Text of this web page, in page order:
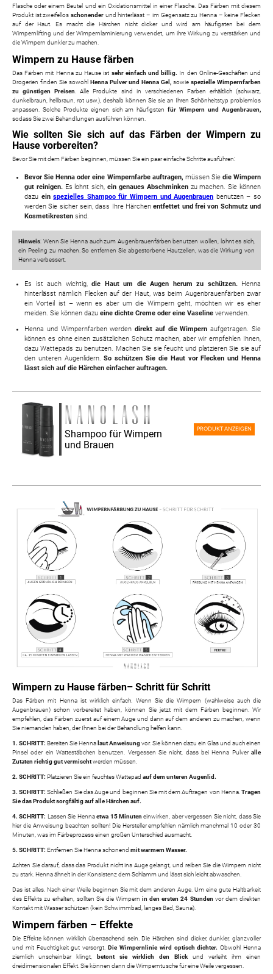
Flasche oder einem Beutel und ein Oxidationsmittel in einer Flasche. Das Färben mit diesem
Produkt ist zweifellosschonender und hinterlässt – im Gegensatz zu Henna – keine Flecken
auf der Haut. Es macht die Härchen nicht dicker und wird am häufigsten bei dem
Wimpernlifting und der Wimpernlaminierung verwendet, um ihre Wirkung zu verstärken und
die Wimpern dunkler zu machen.
Wimpern zu Hause färben
Das Färben mit Henna zu Hause ist sehr einfach und billig. In den Online-Geschäften und
Drogerien finden Sie sowohl Henna Pulver und Henna Gel,sowiespezielle Wimpernfarben
zu günstigen Preisen
. Alle Produkte sind in verschiedenen Farben erhältlich (schwarz,
dunkelbraun, hellbraun, rot usw.), deshalb können Sie sie an Ihren Schönheitstyp problemlos
anpassen. Solche Produkte eignen sich am häufigstenfür Wimpern und Augenbrauen,
sodass Sie zwei Behandlungen ausführen können.
Wie sollten Sie sich auf das Färben der Wimpern zu
Hause vorbereiten?
Bevor Sie mit dem Färben beginnen, müssen Sie ein paar einfache Schritte ausführen:
Bevor Sie Henna oder eine Wimpernfarbe auftragen, müssen Sie die Wimpern
gut reinigen.Es lohnt sich,ein genaues Abschminkenzu machen. Sie können
dazu einspezielles Shampoo für Wimpern und Augenbrauen benutzen – so
werden Sie sicher sein, dass Ihre Härchenentfettet und frei von Schmutz und
Kosmetikresten sind.
Hinweis: Wenn Sie Henna auch zum Augenbrauenfärben benutzen wollen, lohnt es sich,
ein Peeling zu machen. So entfernen Sie abgestorbene Hautzellen, was die Wirkung von
Henna verbessert.
Es ist auch wichtig, die Haut um die Augen herum zu schützen.Henna
hinterlässt nämlich Flecken auf der Haut, was beim Augenbrauenfärben zwar
ein Vorteil ist – wenn es aber um die Wimpern geht, möchten wir es eher
meiden. Sie können dazu eine dichte Creme oder eine Vaseline verwenden.
Henna und Wimpernfarben werden direkt auf die Wimpern aufgetragen. Sie
können es ohne einen zusätzlichen Schutz machen, aber wir empfehlen Ihnen,
dazu Wattepads zu benutzen. Machen Sie sie feucht und platzieren Sie sie auf
den unteren Augenlidern.So schützen Sie die Haut vor Flecken und Henna
lässt sich auf die Härchen einfacher auftragen.
Shampoo für Wimpern
und Brauen
PRODUKT ANZEIGEN
Wimpern zu Hause färben– Schritt für Schritt
Das Färben mit Henna ist wirklich einfach. Wenn Sie die Wimpern (wahlweise auch die
Augenbrauen) schon vorbereitet haben, können Sie jetzt mit dem Färben beginnen. Wir
empfehlen, das Färben zuerst auf einem Auge und dann auf dem anderen zu machen, wenn
Sie niemanden haben, der Ihnen bei der Behandlung helfen kann.
1. SCHRITT: Bereiten Sie Henna laut Anweisungvor. Sie können dazu ein Glas und auch einen
Pinsel oder ein Wattestäbchen benutzen. Vergessen Sie nicht, dass bei Henna Pulver alle
Zutaten richtig gut vermischtwerden müssen.
2. SCHRITT: Platzieren Sie ein feuchtes Wattepad auf dem unteren Augenlid.
3. SCHRITT: Schließen Sie das Auge und beginnen Sie mit dem Auftragen von Henna.Tragen
Sie das Produkt sorgfältig auf alle Härchen auf.
4. SCHRITT: Lassen Sie Hennaetwa 15 Minuten einwirken, aber vergessen Sie nicht, dass Sie
hier die Anweisung beachten sollten! Die Hersteller empfehlen nämlich manchmal 10 oder 30
Minuten, was im Färbeprozess einen großen Unterschied ausmacht.
5. SCHRITT: Entfernen Sie Henna schonend mit warmem Wasser.
Achten Sie darauf, dass das Produkt nicht ins Auge gelangt, und reiben Sie die Wimpern nicht
zu stark. Henna ähnelt in der Konsistenz dem Schlamm und lässt sich leicht abwaschen.
Das ist alles. Nach einer Weile beginnen Sie mit dem anderen Auge. Um eine gute Haltbarkeit
des Effekts zu erhalten, sollten Sie die Wimpernin den ersten 24 Stunden vor dem direkten
Kontakt mit Wasser schützen (kein Schwimmbad, langes Bad, Sauna).
Wimpern färben – Effekte
Die Effekte können wirklich überraschend sein. Die Härchen sind dicker, dunkler, glanzvoller
und mit Feuchtigkeit gut versorgt. Die Wimpernlinie wird optisch dichter.Obwohl Henna
ziemlich unscheinbar klingt,
betont sie wirklich den Blick und verleiht ihm einen
dreidimensionalen Effekt. Sie können dann die Wimperntusche für eine Weile vergessen.